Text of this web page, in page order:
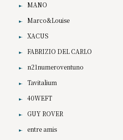
MANO
Marco&Louise
XACUS
FABRIZIO DEL CARLO
n21numeroventuno
Tavitalium
40WEFT
GUY ROVER
entre amis